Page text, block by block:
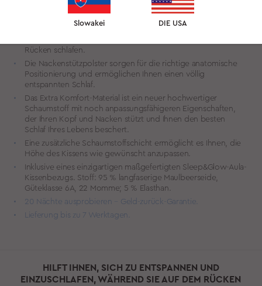
und Nacken sanft in der anatomisch optimalen Position,
während Sie auf dem Rücken schlafen.
Rücken schlafen.
Die Nackenstützpolster sorgen für die richtige anatomische
Positionierung und ermöglichen Ihnen einen völlig
entspannten Schlaf.
Das Extra Komfort-Material ist ein neuer hochwertiger
Schaumstoff mit noch anpassungsfähigeren Eigenschaften,
der Ihren Kopf und Nacken stützt und Ihnen den besten
Schlaf Ihres Lebens beschert.
Eine zusätzliche Schaumstoffschicht ermöglicht es Ihnen, die
Höhe des Kissens wie gewünscht anzupassen.
Inklusive eines einzigartigen maßgefertigten Sleep&Glow-Aula-
Kissenbezugs. Stoff: 95 % langfaserige Maulbeerseide,
Güteklasse 6A, 22 Momme; 5 % Elasthan.
20 Nächte ausprobieren – Geld-zurück-Garantie.
Lieferung bis zu 7 Werktagen.
HILFT IHNEN, SICH ZU ENTSPANNEN UND
EINZUSCHLAFEN, WÄHREND SIE AUF DEM RÜCKEN
Slowakei DIE USA